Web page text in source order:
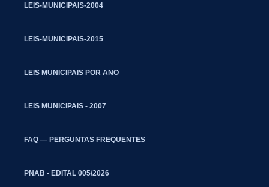
LEIS-MUNICIPAIS-2004
LEIS-MUNICIPAIS-2015
LEIS MUNICIPAIS POR ANO
LEIS MUNICIPAIS - 2007
FAQ — PERGUNTAS FREQUENTES
PNAB - EDITAL 005/2026